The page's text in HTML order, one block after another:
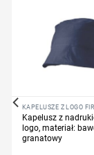
KAPELUSZE Z LOGO
Kapelusz z
logo, materiał:
granatowy